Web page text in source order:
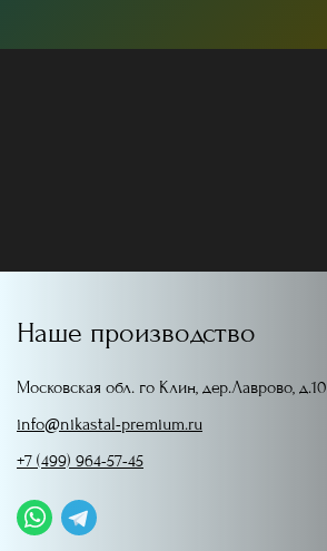
Наше производство
Московская обл. го Клин, дер.Лаврово, д.10
info@nikastal-premium.ru
+7 (499) 964-57-45